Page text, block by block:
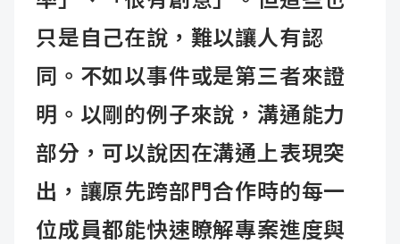
只是自己在說，難以讓人有認
同。不如以事件或是第三者來證
明。以剛的例子來說，溝通能力
部分，可以說因在溝通上表現突
出，讓原先跨部門合作時的每一
位成員都能快速瞭解專案進度與